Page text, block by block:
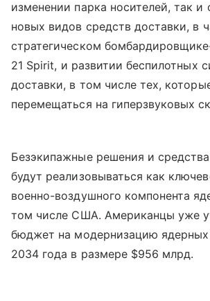
изменении парка носителей, так и
новых видов средств доставки, в
стратегическом
21 Spirit, и развитии беспилотных
доставки, в том числе тех,
перемещаться на гиперзвуковых
Безэкипажные решения и
будут реализовываться как
военно-воздушного компонента
том числе США. Американцы уже
бюджет на модернизацию ядерных
2034 года в размере $956 млрд.